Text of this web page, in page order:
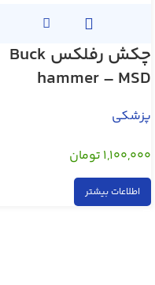
چکش رفلکس Buck
hammer – MSD
پزشکی
۱,۱۰۰,۰۰۰ تومان
اطلاعات بیشتر